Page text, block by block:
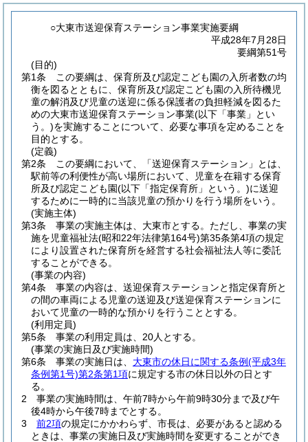
○大東市送迎保育ステーション事業実施要綱
平成28年7月28日
要綱第51号
(目的)
第1条
この要綱は、保育所及び認定こども園の入所者数の均
衡を図るとともに、保育所及び認定こども園の入所待機児
童の解消及び児童の送迎に係る保護者の負担軽減を図るた
めの大東市送迎保育ステーション事業(以下「事業」とい
う。)を実施することについて、必要な事項を定めることを
目的とする。
(定義)
第2条
この要綱において、「送迎保育ステーション」とは、
駅前等の利便性が高い場所において、児童を在籍する保育
所及び認定こども園(以下「指定保育所」という。)に送迎
するために一時的に当該児童の預かりを行う場所をいう。
(実施主体)
第3条
事業の実施主体は、大東市とする。 ただし、事業の実
施を児童福祉法(昭和22年法律第164号)第35条第4項の規定
により設置された保育所を経営する社会福祉法人等に委託
することができる。
(事業の内容)
第4条
事業の内容は、送迎保育ステーションと指定保育所と
の間の車両による児童の送迎及び送迎保育ステーションに
おいて児童の一時的な預かりを行うこととする。
(利用定員)
第5条
事業の利用定員は、20人とする。
(事業の実施日及び実施時間)
第6条
事業の実施日は、 大東市の休日に関する条例(平成3年
条例第1号)第2条第1項に規定する市の休日以外の日とす
る。
2
事業の実施時間は、午前7時から午前9時30分まで及び午
後4時から午後7時までとする。
3
前2項の規定にかかわらず、市長は、必要があると認める
ときは、事業の実施日及び実施時間を変更することができ